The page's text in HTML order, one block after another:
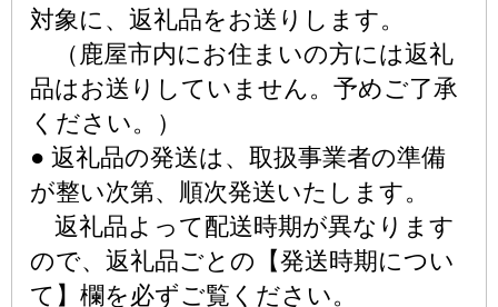
対象に、返礼品をお送りします。
（鹿屋市内にお住まいの方には返礼
品はお送りしていません。予めご了承
ください。）
● 返礼品の発送は、取扱事業者の準備
が整い次第、順次発送いたします。
返礼品よって配送時期が異なります
ので、返礼品ごとの【発送時期につい
て】欄を必ずご覧ください。